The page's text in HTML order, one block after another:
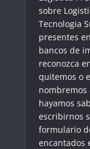
sobre
Tecnologia
presentes
bancos de
reconozca
quitemos o
nombremos
hayamos
escribirnos
formulario
encantados